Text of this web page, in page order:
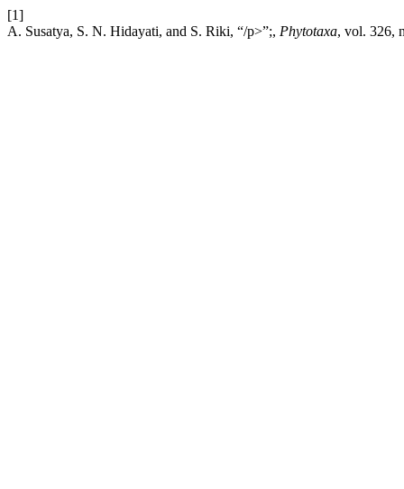
[1]
A. Susatya, S. N. Hidayati, and S. Riki, “/p>”;, Phytotaxa, vol. 326,